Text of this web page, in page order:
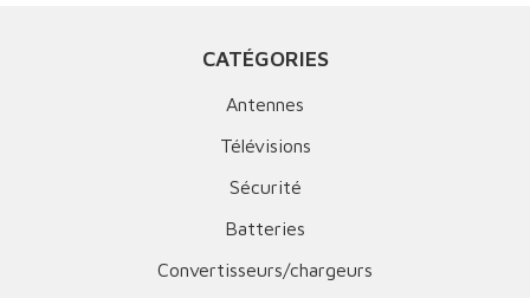
CATÉGORIES
Antennes
Télévisions
Sécurité
Batteries
Convertisseurs/chargeurs